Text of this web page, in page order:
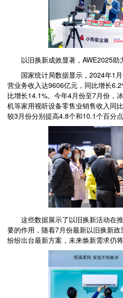
以旧换新成效显著，AWE2025助
国家统计局数据显示，2024年1月
营业务收入达9606亿元，同比增长
比增长14.1%。今年4月份至7月份，
机等家用视听设备零售业销售收入同
较3月份分别提高4.8个和10.1个百分点
这些数据展示了以旧换新活动在
要的作用，随着7月份最新以旧换新
纷纷出台最新方案，未来焕新需求仍